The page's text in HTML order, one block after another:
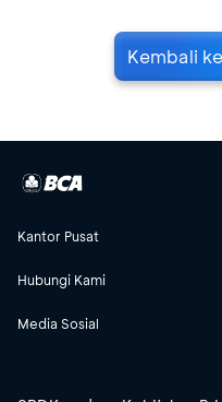
Kembali
Kantor Pusat
Hubungi Kami
Media Sosial